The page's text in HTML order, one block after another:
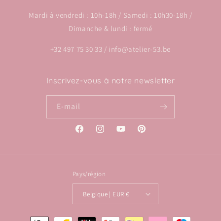
Mardi à vendredi : 10h-18h / Samedi : 10h30-18h /
Dimanche & lundi : fermé
+32 497 75 30 33 / info@atelier-53.be
Inscrivez-vous à notre newsletter
E-mail
FacebookInstagramYouTubePinterest
Pays/région
Belgique | EUR €
Moyens